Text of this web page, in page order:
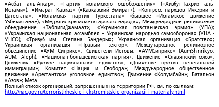
«Асбат аль-Ансар»; «Партия исламского освобождения» («Хизбут-Тахрир аль-
Ислами»); «Имарат Кавказ» («Кавказский Эмират»); «Конгресс народов Ичкерии и
Дагестана»; «Исламская партия Туркестана» (бывшее «Исламское движение
Узбекистана»); «Меджлис крымско-татарского народа»; Международное религиозное
объединение «ТаблигиДжамаат»; «Украинская повстанческая армия» (УПА);
«Украинская национальная ассамблея – Украинская народная самооборона» (УНА -
УНСО); «Тризуб им. Степана Бандеры»; Украинская организация «Братство»;
Украинская организация «Правый сектор»; Международное религиозное
объединение «АУМ Синрике»; Свидетели Иеговы; «АУМСинрике» (AumShinrikyo,
AUM, Aleph); «Национал-большевистская партия»; Движение «Славянский союз»;
Движения «Русское национальное единство»; «Движение против нелегальной
иммиграции»; Комитет «Нация и Свобода»; Международное общественное
движение «Арестантское уголовное единство»; Движение «Колумбайн»; Батальон
«Азов»; Meta
Полный список организаций, запрещенных на территории РФ, см. по ссылкам:
http://nac.gov.ru/terroristicheskie-i-ekstremistskie-organizacii-i-materialy.html